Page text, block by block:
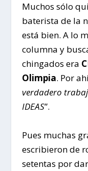
Muchos sólo
baterista de la
está bien. A lo
columna y
chingados era
Olimpia. Por
verdadero
IDEAS”.
Pues muchas
escribieron de
setentas por